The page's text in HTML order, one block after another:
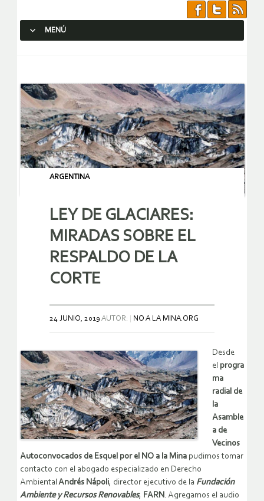
MENÚ
ARGENTINA
LEY DE GLACIARES:
MIRADAS SOBRE EL
RESPALDO DE LA
CORTE
24 JUNIO, 2019 AUTOR: NO A LA MINA.ORG
Desde
el progra
ma
radial de
la
Asamble
a de
Vecinos
Autoconvocados de Esquel por el NO a la Mina pudimos tomar
contacto con el abogado especializado en Derecho
Ambiental Andrés Nápoli, director ejecutivo de la Fundación
Ambiente y Recursos Renovables, FARN. Agregamos el audio